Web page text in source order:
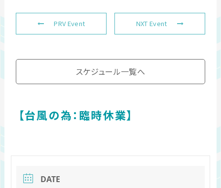
PRV Event NXT Event
スケジュール一覧へ
【台風の為：臨時休業】
DATE